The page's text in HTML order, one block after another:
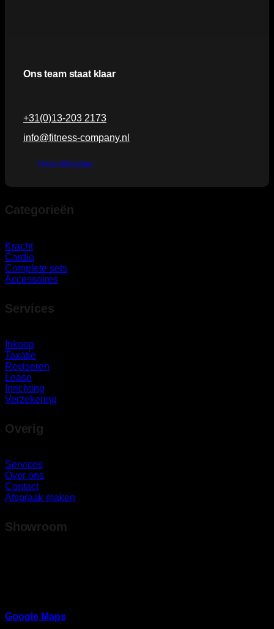
Ons team staat klaar
+31(0)13-203 2173
info@fitness-company.nl
Open WhatsApp
Categorieën
Kracht
Cardio
Complete sets
Accessoires
Services
Inkoop
Taxatie
Reviseren
Lease
Inrichting
Verzekering
Overig
Services
Over ons
Contact
Afspraak maken
Showroom
Google Maps